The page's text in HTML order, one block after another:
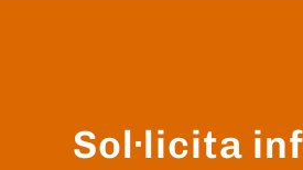
Sol·licita